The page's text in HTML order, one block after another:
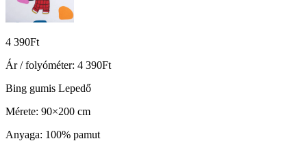
4 390Ft
Ár / folyóméter: 4 390Ft
Bing gumis Lepedő
Mérete: 90×200 cm
Anyaga: 100% pamut